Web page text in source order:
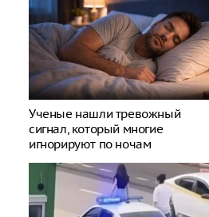
Ученые нашли тревожный
сигнал, который многие
игнорируют по ночам